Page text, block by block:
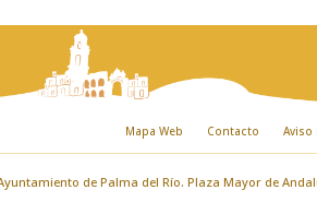
Mapa Web Contacto Aviso
de Palma del Río. Plaza Mayor de